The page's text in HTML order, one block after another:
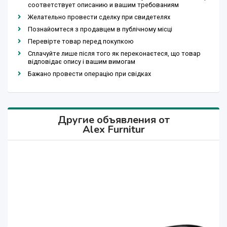
соответствует описанию и вашим требованиям
Желательно провести сделку при свидетелях
Познайомтеся з продавцем в публічному місці
Перевірте товар перед покупкою
Сплачуйте лише після того як переконаєтеся, що товар
відповідає опису і вашим вимогам
Бажано провести операцію при свідках
Другие объявления от
Alex Furnitur